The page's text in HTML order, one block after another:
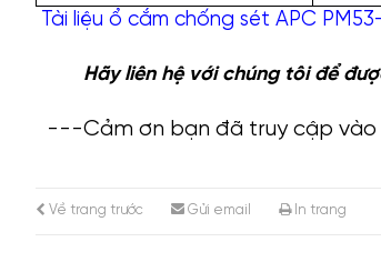
Tài liệu ổ cắm chống sét APC
Hãy liên hệ với chúng tôi để
---Cảm ơn bạn đã truy cập vào
Về trang trước Gửi email In trang